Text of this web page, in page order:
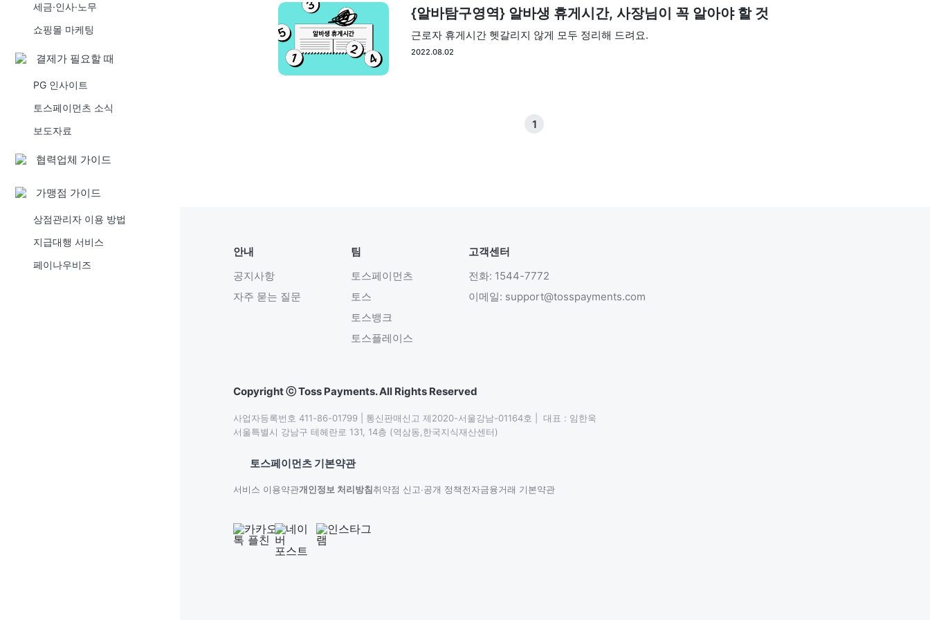
세금·인사·노무
쇼핑몰 마케팅
결제가 필요할 때
PG 인사이트
토스페이먼츠 소식
보도자료
협력업체 가이드
가맹점 가이드
상점관리자 이용 방법
지급대행 서비스
페이나우비즈
{알바탐구영역} 알바생 휴게시간, 사장님이 꼭 알아야 할 것
근로자 휴게시간 헷갈리지 않게 모두 정리해 드려요.
2022.08.02
1
안내
공지사항
자주 묻는 질문
팀
토스페이먼츠
토스
토스뱅크
토스플레이스
고객센터
전화: 1544-7772
이메일: support@tosspayments.com
Copyright ⓒ Toss Payments. All Rights Reserved
사업자등록번호 411-86-01799 | 통신판매신고 제2020-서울강남-01164호 |  대표 : 임한욱
서울특별시 강남구 테헤란로 131, 14층 (역삼동,한국지식재산센터)
토스페이먼츠 기본약관
서비스 이용약관개인정보 처리방침취약점 신고∙공개 정책전자금융거래 기본약관